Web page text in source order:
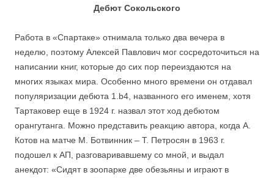
Дебют Сокольского
Работа в «Спартаке» отнимала только два вечера в
неделю, поэтому Алексей Павлович мог сосредоточиться на
написании книг, которые до сих пор переиздаются на
многих языках мира. Особенно много времени он отдавал
популяризации дебюта 1.b4, названного его именем, хотя
Тартаковер еще в 1924 г. назвал этот ход дебютом
орангутанга. Можно представить реакцию автора, когда А.
Котов на матче М. Ботвинник – Т. Петросян в 1963 г.
подошел к АП, разговаривавшему со мной, и выдал
анекдот: «Сидят в зоопарке две обезьяны и играют в